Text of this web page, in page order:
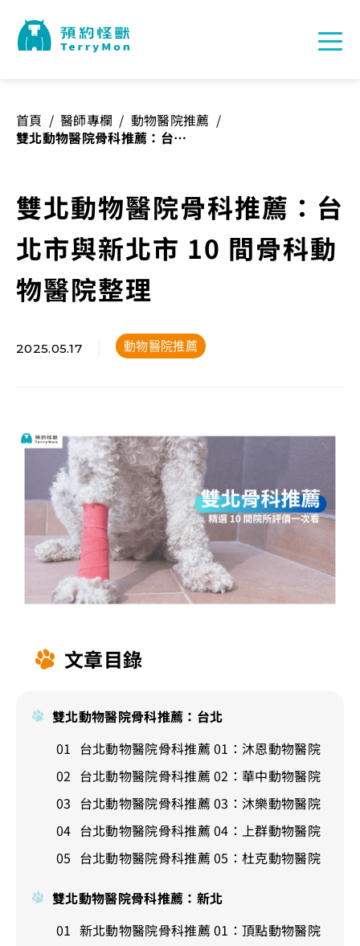
首頁 / 醫師專欄 / 動物醫院推薦 /
雙北動物醫院骨科推薦：台北
雙北動物醫院骨科推薦：台
北市與新北市 10 間骨科動
物醫院整理
2025.05.17 動物醫院推薦
文章目錄
雙北動物醫院骨科推薦：台北
台北動物醫院骨科推薦 01：沐恩動物醫院
台北動物醫院骨科推薦 02：華中動物醫院
台北動物醫院骨科推薦 03：沐樂動物醫院
台北動物醫院骨科推薦 04：上群動物醫院
台北動物醫院骨科推薦 05：杜克動物醫院
雙北動物醫院骨科推薦：新北
新北動物醫院骨科推薦 01：頂點動物醫院